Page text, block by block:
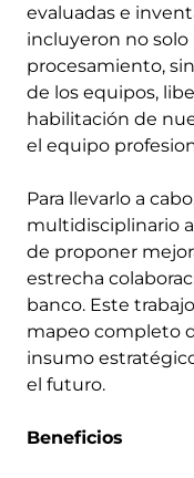
evaluadas e
incluyeron no solo
procesamiento,
de los equipos,
habilitación de
el equipo
Para llevarlo a
multidisciplinario
de proponer
estrecha
banco. Este
mapeo completo
insumo
el futuro.
Beneficios